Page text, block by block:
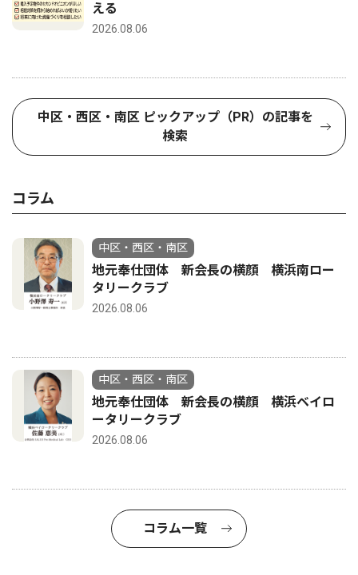
える
2026.08.06
中区・西区・南区 ピックアップ（PR）の記事を
検索
コラム
中区・西区・南区
地元奉仕団体 新会長の横顔 横浜南ロー
タリークラブ
2026.08.06
中区・西区・南区
地元奉仕団体 新会長の横顔 横浜ベイロ
ータリークラブ
2026.08.06
コラム一覧